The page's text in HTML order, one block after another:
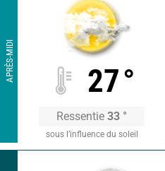
APRÈS-MIDI 27°
Ressentie 33 °
sous l’influence du soleil